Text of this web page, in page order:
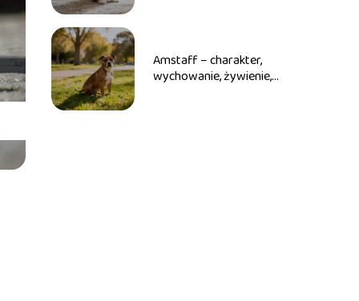
Amstaff – charakter,
wychowanie, żywienie,